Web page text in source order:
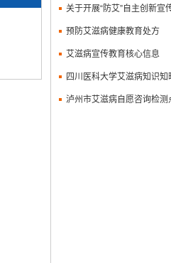
关于开展“防艾”自主创新宣
预防艾滋病健康教育处方
艾滋病宣传教育核心信息
四川医科大学艾滋病知识
泸州市艾滋病自愿咨询检测